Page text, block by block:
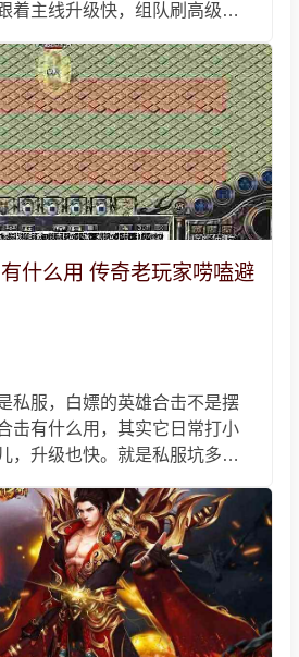
着主线升级快，组队刷高级
道士多练神兽，选稳定服跟兄
什么用 传奇老玩家唠嗑避
私服，白嫖的英雄合击不是摆
击有什么用，其实它日常打小
，升级也快。就是私服坑多，
够用，不用盲目氪金，配合主
们普通玩家玩着省心，图个乐